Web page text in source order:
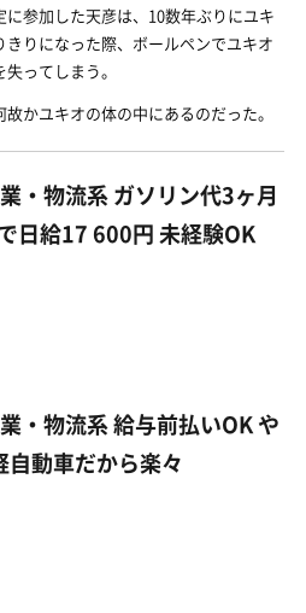
参加した天彦は、10数年ぶりにユキ
りになった際、ボールペンでユキオ
ってしまう。
かユキオの体の中にあるのだった。
・物流系 ガソリン代3ヶ月
日給17 600円 未経験OK
・物流系 給与前払いOK や
動車だから楽々